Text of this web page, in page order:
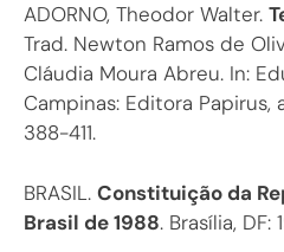
ADORNO, Theodor Walter.
Trad. Newton Ramos de
Cláudia Moura Abreu. In:
Campinas: Editora Papirus,
388-411.
BRASIL. Constituição da
Brasil de 1988. Brasília, DF: